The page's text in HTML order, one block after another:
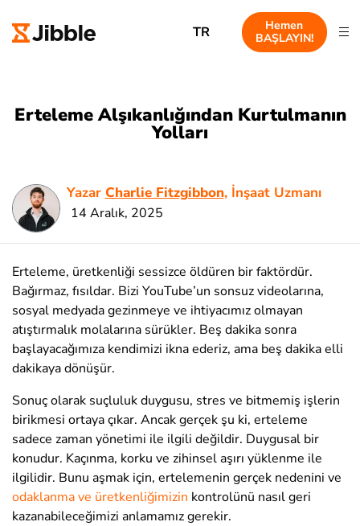
TR
Hemen
BAŞLAYIN!
Erteleme Alşıkanlığından Kurtulmanın
Yolları
Yazar Charlie Fitzgibbon, İnşaat Uzmanı
14 Aralık, 2025
Erteleme, üretkenliği sessizce öldüren bir faktördür.
Bağırmaz, fısıldar. Bizi YouTube’un sonsuz videolarına,
sosyal medyada gezinmeye ve ihtiyacımız olmayan
atıştırmalık molalarına sürükler. Beş dakika sonra
başlayacağımıza kendimizi ikna ederiz, ama beş dakika elli
dakikaya dönüşür.
Sonuç olarak suçluluk duygusu, stres ve bitmemiş işlerin
birikmesi ortaya çıkar. Ancak gerçek şu ki, erteleme
sadece zaman yönetimi ile ilgili değildir. Duygusal bir
konudur. Kaçınma, korku ve zihinsel aşırı yüklenme ile
ilgilidir. Bunu aşmak için, ertelemenin gerçek nedenini ve
odaklanma ve üretkenliğimizin kontrolünü nasıl geri
kazanabileceğimizi anlamamız gerekir.